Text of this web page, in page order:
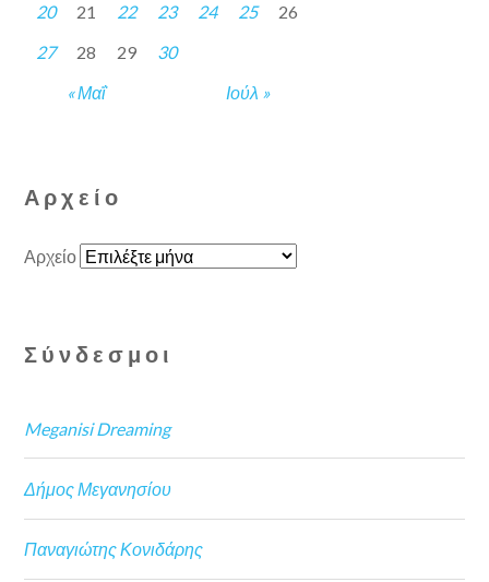
« Μαΐ Ιούλ »
20
21 22 23 24 25
26
27
28 29 30
Αρχείο
Αρχείο
Σύνδεσμοι
Meganisi Dreaming
Δήμος Μεγανησίου
Παναγιώτης Κονιδάρης